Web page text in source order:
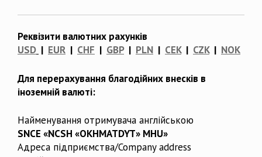
Реквізити валютних рахунків
USD | EUR | CHF | GBP| PLN | CEK| CZK| NOK
Для перерахування благодійних внесків в
іноземній валюті:
Найменування отримувача англійською
SNCE «NCSH «OKHMATDYT» MHU»
Адреса підприємства/Company address